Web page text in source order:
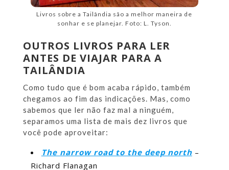
Livros sobre a Tailândia são a melhor maneira de
sonhar e se planejar. Foto: L. Tyson.
OUTROS LIVROS PARA LER
ANTES DE VIAJAR PARA A
TAILÂNDIA
Como tudo que é bom acaba rápido, também
chegamos ao fim das indicações. Mas, como
sabemos que ler não faz mal a ninguém,
separamos uma lista de mais dez livros que
você pode aproveitar:
The narrow road to the deep north–
Richard Flanagan